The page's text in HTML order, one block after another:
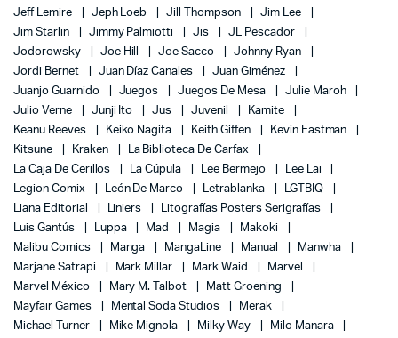
Jeff Lemire
Jeph Loeb Jill Thompson
Jim Lee
Jim Starlin
Jimmy Palmiotti Jis
JL Pescador
Jodorowsky
Joe Hill Joe Sacco
Johnny Ryan
Jordi Bernet
Juan Díaz Canales
Juan Giménez
Juanjo Guarnido
Juegos Juegos De Mesa
Julie Maroh
Julio Verne
Junji Ito Jus Juvenil
Kamite
Keanu Reeves
Keiko Nagita Keith Giffen
Kevin Eastman
Kitsune
Kraken
La Biblioteca De Carfax
La Caja De Cerillos
La Cúpula Lee Bermejo
Lee Lai
Legion Comix
León De Marco Letrablanka
LGTBIQ
Liana Editorial
Liniers
Litografías Posters Serigrafías
Luis Gantús
Luppa Mad Magia
Makoki
Malibu Comics
Manga MangaLine Manual
Manwha
Marjane Satrapi
Mark Millar Mark Waid
Marvel
Marvel México
Mary M. Talbot
Matt Groening
Mayfair Games
Mental Soda Studios
Merak
Michael Turner
Mike Mignola Milky Way
Milo Manara